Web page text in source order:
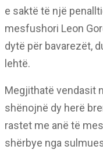
e saktë të një
mesfushori Leon
dytë për bavarezët,
lehtë.
Megjithatë vendasit
shënojnë dy herë
rastet me anë të
shërbye nga